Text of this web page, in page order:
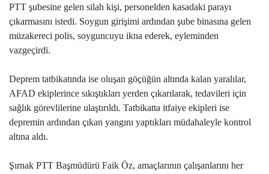
PTT şubesine gelen silah kişi, personelden kasadaki parayı
çıkarmasını istedi. Soygun girişimi ardından şube binasına gelen
müzakereci polis, soyguncuyu ikna ederek, eyleminden
vazgeçirdi.
​Deprem tatbikatında ise oluşan göçüğün altında kalan yaralılar,
AFAD ekiplerince sıkıştıkları yerden çıkarılarak, tedavileri için
sağlık görevlilerine ulaştırıldı. Tatbikatta itfaiye ekipleri ise
depremin ardından çıkan yangını yaptıkları müdahaleyle kontrol
altına aldı.
Şırnak PTT Başmüdürü Faik Öz, amaçlarının çalışanlarını her